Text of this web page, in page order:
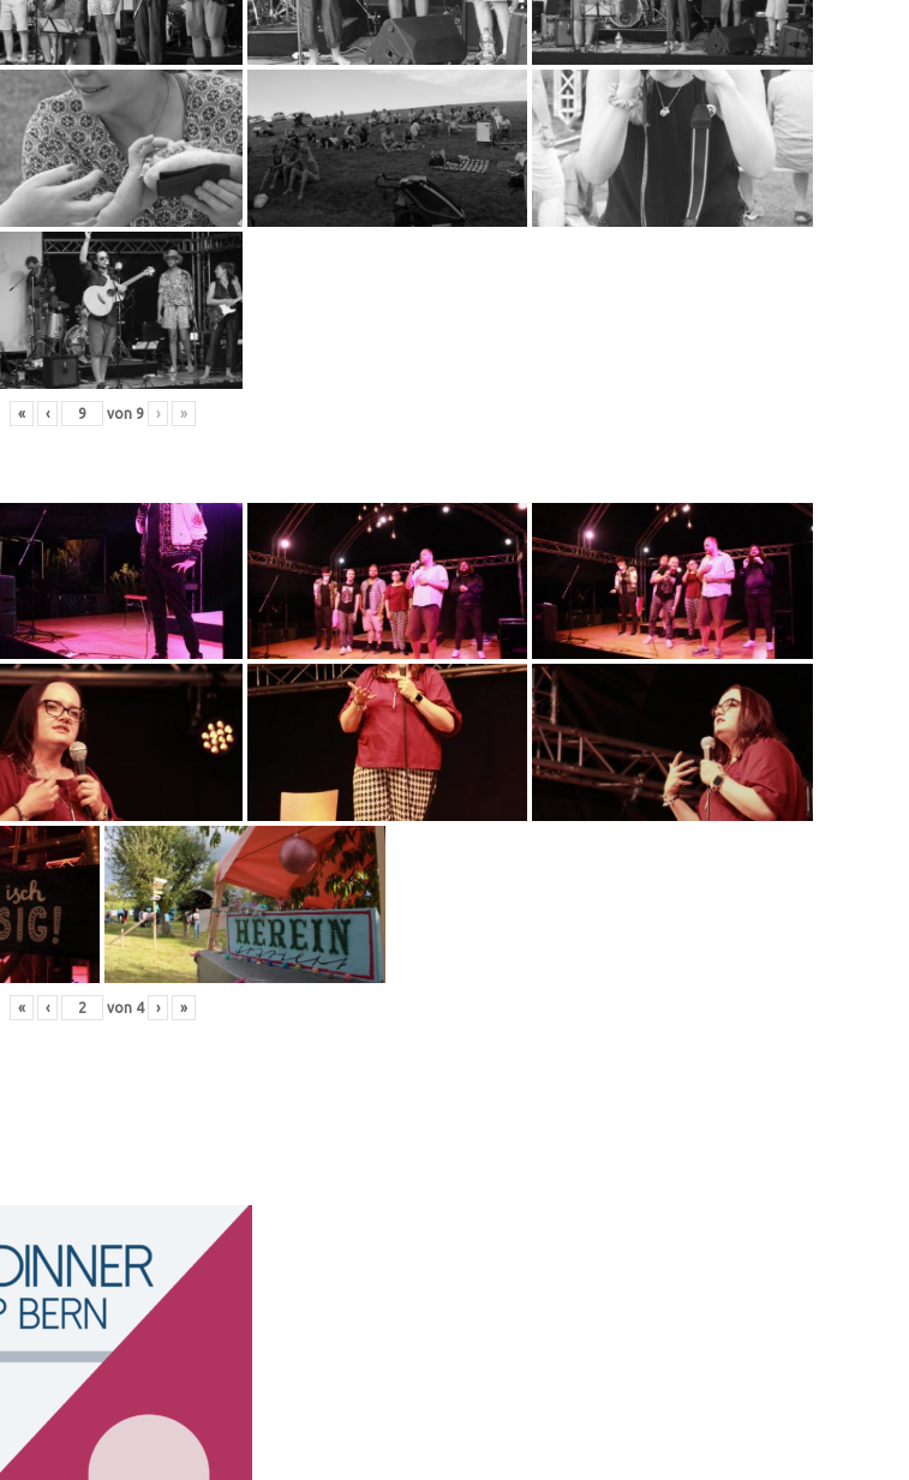
« ‹ von 9 › »
« ‹ von 4 › »